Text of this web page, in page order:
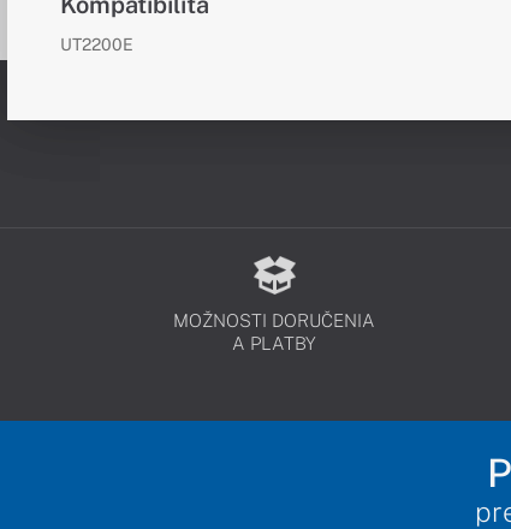
UT2200E
MOŽNOSTI DORUČENIA
A PLATBY